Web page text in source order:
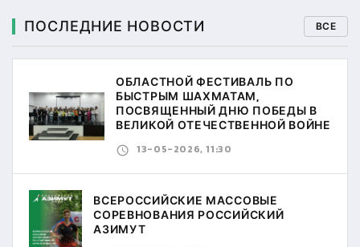
ПОСЛЕДНИЕ НОВОСТИ ВСЕ
ОБЛАСТНОЙ ФЕСТИВАЛЬ ПО
БЫСТРЫМ ШАХМАТАМ,
ПОСВЯЩЕННЫЙ ДНЮ ПОБЕДЫ В
ВЕЛИКОЙ ОТЕЧЕСТВЕННОЙ ВОЙНЕ
13-05-2026, 11:30
ВСЕРОССИЙСКИЕ МАССОВЫЕ
СОРЕВНОВАНИЯ РОССИЙСКИЙ
АЗИМУТ